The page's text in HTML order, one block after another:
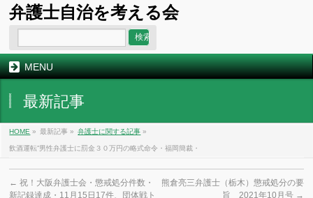
弁護士自治を考える会
MENU
最新記事
HOME » 最新記事 » 弁護士に関する記事 »
飲酒運転”男性弁護士に罰金３０万円の略式命令・福岡簡裁・
← 祝！大阪弁護士会・懲戒処分件数・
新記録達成・11月15日17件、団体戦ト
熊倉亮三弁護士（栃木）懲戒処分の要
旨 2021年10月号 →